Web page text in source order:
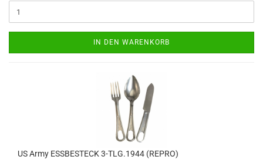
IN DEN WARENKORB
US Army ESSBESTECK 3-TLG.1944 (REPRO)